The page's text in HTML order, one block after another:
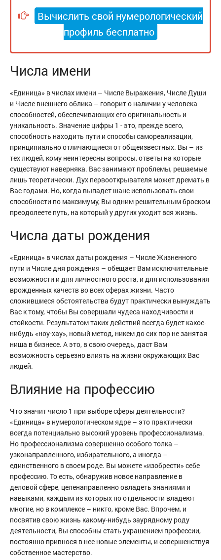
Вычислить свой нумерологический
профиль бесплатно
Числа имени
«Единица» в числах имени – Числе Выражения, Числе Души
и Числе внешнего облика – говорит о наличии у человека
способностей, обеспечивающих его оригинальность и
уникальность. Значение цифры 1 - это, прежде всего,
способность находить пути и способы самореализации,
принципиально отличающиеся от общеизвестных. Вы – из
тех людей, кому неинтересны вопросы, ответы на которые
существуют наверняка. Вас занимают проблемы, решаемые
лишь теоретически. Дух первооткрывателя может дремать в
Вас годами. Но, когда выпадет шанс использовать свои
способности по максимуму, Вы одним решительным броском
преодолеете путь, на который у других уходит вся жизнь.
Числа даты рождения
«Единица» в числах даты рождения – Числе Жизненного
пути и Числе дня рождения – обещает Вам исключительные
возможности и для личностного роста, и для использования
врожденных качеств во всех сферах жизни. Часто
сложившиеся обстоятельства будут практически вынуждать
Вас к тому, чтобы Вы совершали чудеса находчивости и
стойкости. Результатом таких действий всегда будет какое-
нибудь «ноу-хау», новый метод, никем до сих пор не занятая
ниша в бизнесе. А это, в свою очередь, даст Вам
возможность серьезно влиять на жизни окружающих Вас
людей.
Влияние на профессию
Что значит число 1 при выборе сферы деятельности?
«Единица» в нумерологическом ядре – это практически
всегда потенциально высокий уровень профессионализма.
Но профессионализма совершенно особого толка –
узконаправленного, избирательного, а иногда –
единственного в своем роде. Вы можете «изобрести» себе
профессию. То есть, обнаружив новое направление в
деловой сфере, целенаправленно овладеть знаниями и
навыками, каждым из которых по отдельности владеют
многие, но в комплексе – никто, кроме Вас. Впрочем, и
посвятив свою жизнь какому-нибудь заурядному роду
деятельности, Вы способны стать украшением профессии,
постоянно привнося в нее новые элементы, и совершенствуя
собственное мастерство.